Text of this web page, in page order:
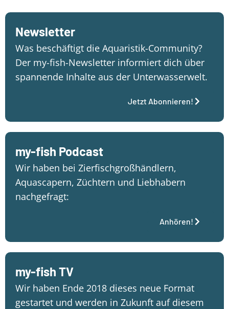
Newsletter
Was beschäftigt die Aquaristik-Community?
Der my-fish-Newsletter informiert dich über
spannende Inhalte aus der Unterwasserwelt.
Jetzt Abonnieren!
my-fish Podcast
Wir haben bei Zierfischgroßhändlern,
Aquascapern, Züchtern und Liebhabern
nachgefragt:
Anhören!
my-fish TV
Wir haben Ende 2018 dieses neue Format
gestartet und werden in Zukunft auf diesem